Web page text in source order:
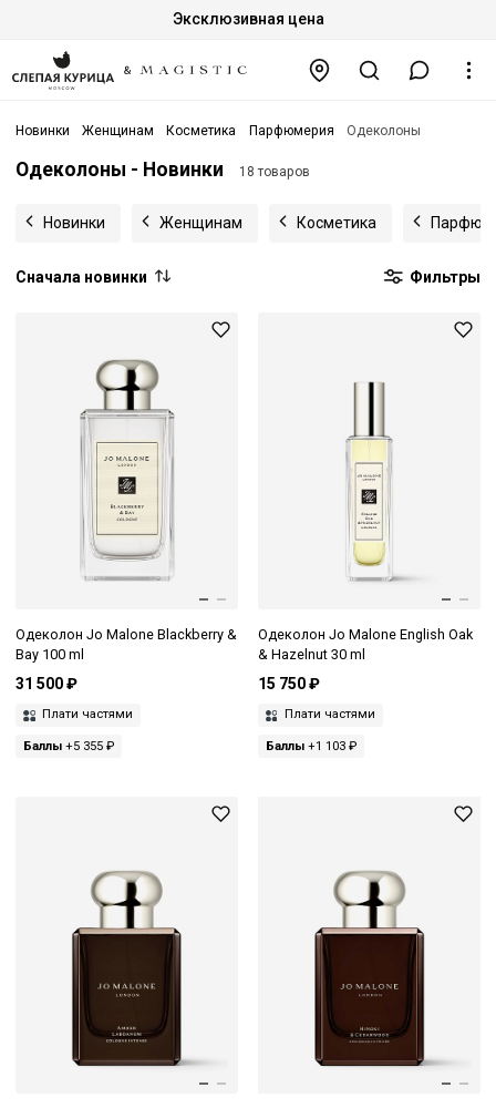
Эксклюзивная цена
Новинки Женщинам Косметика Парфюмерия Одеколоны
Одеколоны - Новинки 18 товаров
Новинки Женщинам Косметика
Сначала новинки Фильтры
Одеколон Jo Malone Blackberry &
Bay 100 ml
31 500 ₽
Плати частями
Баллы +5 355 ₽
Одеколон Jo Malone English Oak
& Hazelnut 30 ml
15 750 ₽
Плати частями
Баллы+1 103 ₽